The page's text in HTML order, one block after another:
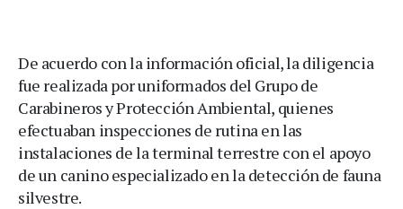
De acuerdo con la información oficial, la diligencia
fue realizada por uniformados del Grupo de
Carabineros y Protección Ambiental, quienes
efectuaban inspecciones de rutina en las
instalaciones de la terminal terrestre con el apoyo
de un canino especializado en la detección de fauna
silvestre.